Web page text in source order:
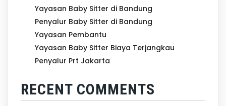
Yayasan Baby Sitter di Bandung
Penyalur Baby Sitter di Bandung
Yayasan Pembantu
Yayasan Baby Sitter Biaya Terjangkau
Penyalur Prt Jakarta
RECENT COMMENTS